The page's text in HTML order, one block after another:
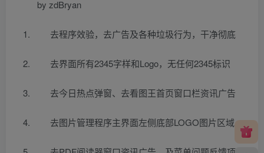
by zdBryan
去程序效验，去广告及各种垃圾行为，干净彻底
去界面所有2345字样和Logo，无任何2345标识
去今日热点弹窗、去看图王首页窗口栏资讯广告
去图片管理程序主界面左侧底部LOGO图片区域